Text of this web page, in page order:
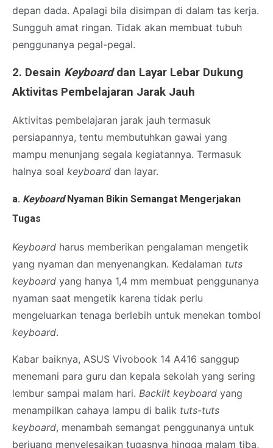
depan dada. Apalagi bila disimpan di dalam tas kerja.
Sungguh amat ringan. Tidak akan membuat tubuh
penggunanya pegal-pegal.
2. Desain Keyboarddan Layar Lebar Dukung
Aktivitas Pembelajaran Jarak Jauh
Aktivitas pembelajaran jarak jauh termasuk
persiapannya, tentu membutuhkan gawai yang
mampu menunjang segala kegiatannya. Termasuk
halnya soal keyboard dan layar.
a. KeyboardNyaman Bikin Semangat Mengerjakan
Tugas
Keyboard harus memberikan pengalaman mengetik
yang nyaman dan menyenangkan. Kedalaman tuts
keyboard yang hanya 1,4 mm membuat penggunanya
nyaman saat mengetik karena tidak perlu
mengeluarkan tenaga berlebih untuk menekan tombol
keyboard.
Kabar baiknya, ASUS Vivobook 14 A416 sanggup
menemani para guru dan kepala sekolah yang sering
lembur sampai malam hari. Backlit keyboard yang
menampilkan cahaya lampu di balik tuts-tuts
keyboard, menambah semangat penggunanya untuk
berjuang menyelesaikan tugasnya hingga malam tiba,